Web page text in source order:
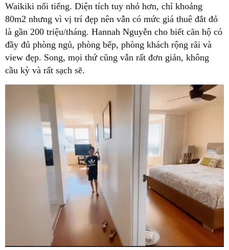
Waikiki nổi tiếng. Diện tích tuy nhỏ hơn, chỉ khoảng
80m2 nhưng vì vị trí đẹp nên vẫn có mức giá thuê đắt đỏ
là gần 200 triệu/tháng. Hannah Nguyễn cho biết căn hộ có
đầy đủ phòng ngủ, phòng bếp, phòng khách rộng rãi và
view đẹp. Song, mọi thứ cũng vẫn rất đơn giản, không
cầu kỳ và rất sạch sẽ.